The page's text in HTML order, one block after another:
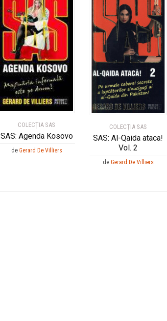
COLECȚIA SAS
SAS: Agenda Kosovo
de Gerard De Villiers
COLECȚIA SAS
SAS: Al-Qaida ataca!
Vol. 2
de Gerard De Villiers